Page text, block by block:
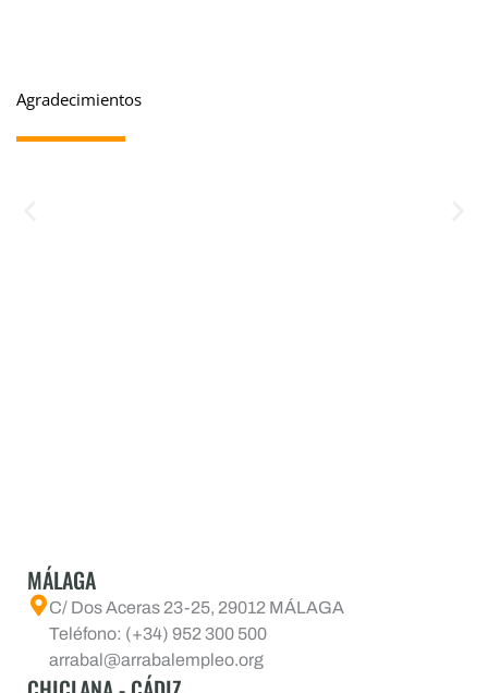
Agradecimientos
MÁLAGA
C/ Dos Aceras 23-25, 29012 MÁLAGA
Teléfono: (+34) 952 300 500
arrabal@arrabalempleo.org